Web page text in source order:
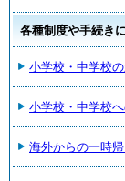
各種制度や手続き
小学校・中学校
小学校・中学校
海外からの一時